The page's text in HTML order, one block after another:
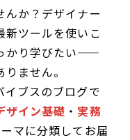
か？デザイナー
新ツールを使いこ
かり学びたい——
ません。
イブスのブログで
ザイン基礎 ・ 実務
マに分類してお届